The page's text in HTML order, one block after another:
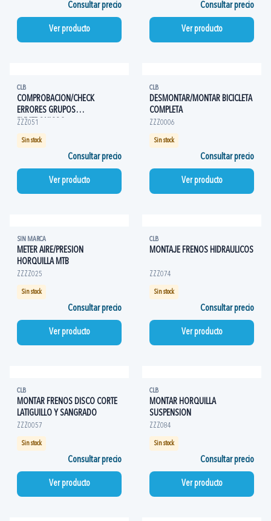
Consultar precio
Ver producto
Consultar precio
Ver producto
CLB
COMPROBACION/CHECK
ERRORES GRUPOS
ELECTRONICOS
ZZZ051
Sin stock
Consultar precio
Ver producto
CLB
DESMONTAR/MONTAR BICICLETA
COMPLETA
ZZZ0006
Sin stock
Consultar precio
Ver producto
SIN MARCA
METER AIRE/PRESION
HORQUILLA MTB
ZZZZ025
Sin stock
Consultar precio
Ver producto
CLB
MONTAJE FRENOS HIDRAULICOS
ZZZ074
Sin stock
Consultar precio
Ver producto
CLB
MONTAR FRENOS DISCO CORTE
LATIGUILLO Y SANGRADO
ZZZ0057
Sin stock
Consultar precio
Ver producto
CLB
MONTAR HORQUILLA
SUSPENSION
ZZZ084
Sin stock
Consultar precio
Ver producto